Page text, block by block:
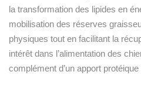
la transformation des lipides en
mobilisation des réserves
physiques tout en facilitant la
intérêt dans l’alimentation des
complément d’un apport protéique